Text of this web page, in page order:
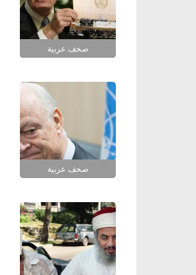
صحف عربية
صحف عربية